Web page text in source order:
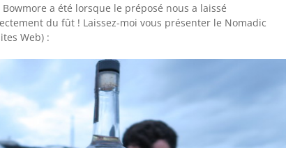
a été lorsque le préposé nous a laissé
du fût ! Laissez-moi vous présenter le Nomadic
Web) :